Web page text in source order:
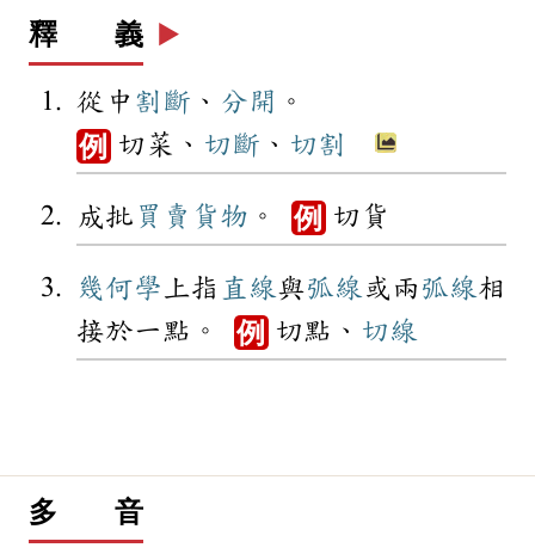
釋 義 ▶️
從中 割斷 、 分開 。
例 切菜、 切斷 、 切割
成批 買賣 貨物 。 例 切貨
幾何學 上指 直線 與弧線 或兩 弧線 相
接於一點。 例 切點、 切線
多 音